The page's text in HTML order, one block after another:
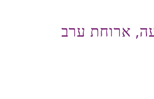
ארוחת ערב